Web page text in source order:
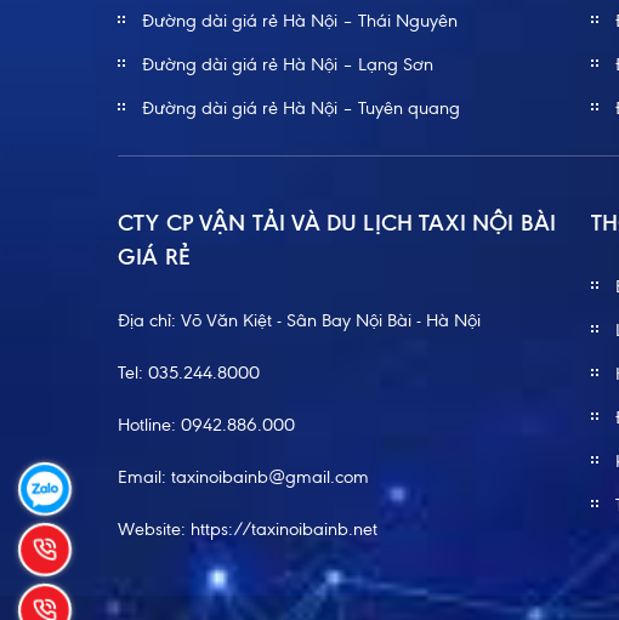
Đường dài giá rẻ Hà Nội – Thái Nguyên
Đường dài giá rẻ Hà Nội – Lạng Sơn
Đường dài giá rẻ Hà Nội – Tuyên quang
CTY CP VẬN TẢI VÀ DU LỊCH TAXI NỘI BÀI
GIÁ RẺ
Địa chỉ: Võ Văn Kiệt - Sân Bay Nội Bài - Hà Nội
Tel: 035.244.8000
Hotline: 0942.886.000
Email: taxinoibainb@gmail.com
Website: https://taxinoibainb.net